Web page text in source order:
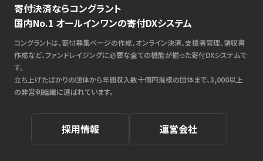
寄付決済ならコングラント
国内No.1 オールインワンの寄付DXシステム
コングラントは、寄付募集ページの作成、オンライン決済、支援者管理、領収書
作成など、ファンドレイジングに必要な全ての機能が揃った寄付DXシステムで
す。
立ち上げたばかりの団体から年間収入数十億円規模の団体まで、3,000以上
の非営利組織に選ばれています。
採用情報 運営会社